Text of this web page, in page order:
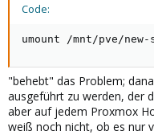
Code:
umount /mnt/pve/new-
"behebt" das Problem;
ausgeführt zu werden, der
aber auf jedem Proxmox
weiß noch nicht, ob es nur